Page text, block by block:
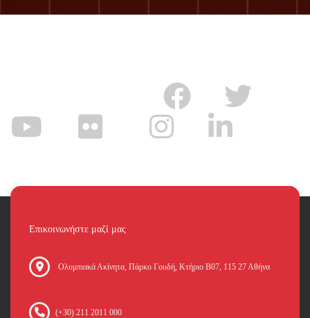
Επικοινωνήστε μαζί μας
Oλυμπιακά Ακίνητα, Πάρκο Γουδή, Κτήριο Β07, 115 27 Αθήνα
(+30) 211 2011 000